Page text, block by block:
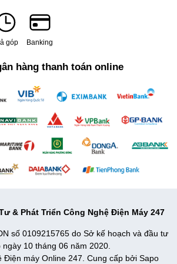
giặt lớn là điểm cộng rất lớn cho máy giặt
điểm này, việc cho và lấy quần áo sẽ dễ
trẻ em. Sumikura cũng vậy. Chức năng giặt
tượng bị rách và bung chỉ, loại bỏ vi khuẩn
vì giặt với nước lạnh, lựa chọn nhiệt độ phù
tiết kiệm điện năng. Một số mẹo lựa
độ từ 30 -40 độ C phù hợp các loại quần
mỏng, đồ hỗn hợp gồm sợi tổng hợp và đồ
tiếp với da thì nên chọn từ 40-60 độ C
giặt từ tối hôm trước tới sáng mới phơi sẽ
nhiều gia đình thường phải xả lại. Thế
góp Banking
hàng thanh toán online
& Phát Triển Công Nghệ Điện Máy 247
số 0109215765 do Sở kế hoạch và đầu tư
10 tháng 06 năm 2020.
Điện máy Online 247. Cung cấp bởi Sapo